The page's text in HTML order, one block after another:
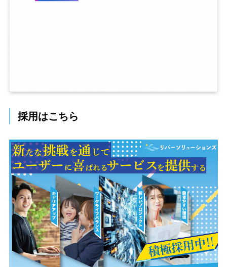
採用はこちら